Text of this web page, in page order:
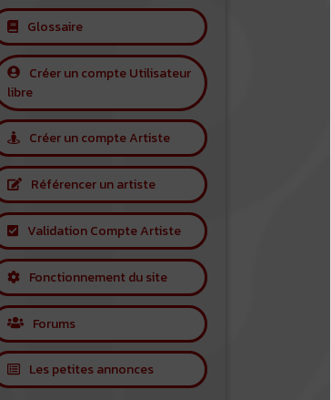
Glossaire
Créer un compte Utilisateur
libre
Créer un compte Artiste
Référencer un artiste
Validation Compte Artiste
Fonctionnement du site
Forums
Les petites annonces